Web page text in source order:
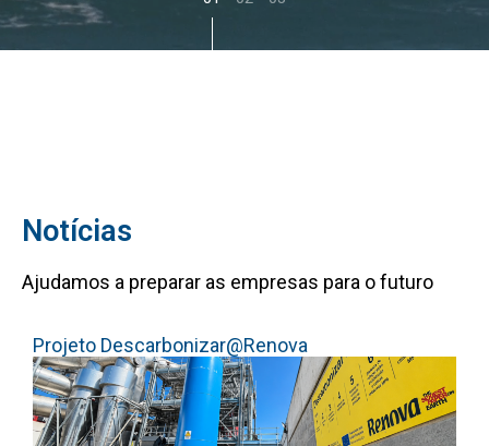
Notícias
Ajudamos a preparar as empresas para o futuro
Projeto Descarbonizar@Renova